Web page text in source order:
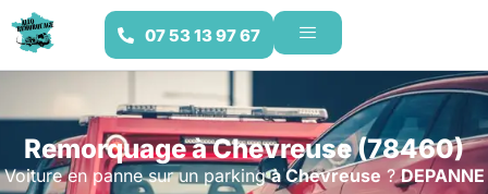
07 53 13 97 67
Remorquage à Chevreuse (78460)
Voiture en panne sur un parkingà Chevreuse ?DEPANNE